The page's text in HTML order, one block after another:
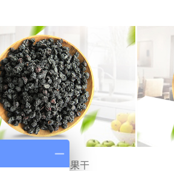
直接烘干黑加仑果干